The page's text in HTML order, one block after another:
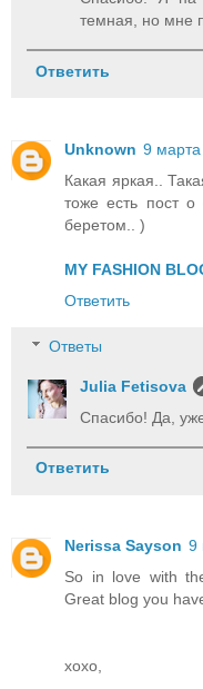
темная, но мне
Ответить
Unknown 9 марта
Какая яркая..
тоже есть пост о
беретом.. )
MY FASHION
Ответить
Ответы
Julia Fetisova
Спасибо! Да,
Ответить
Nerissa Sayson 9
So in love with
Great blog you
xoxo,